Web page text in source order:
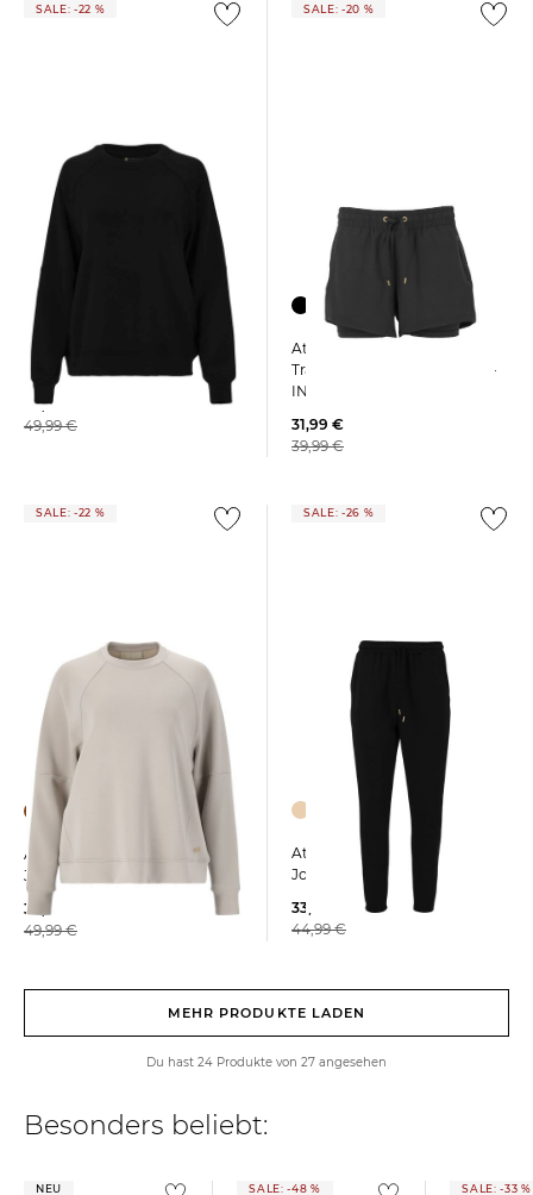
SALE: -22 %
Athlecia | Damen Sweatshirt
JACEY
39,09 €
49,99 €
SALE: -20 %
Athlecia | Damen
Trainingsshorts TIMMIE V2 2-
IN-1
31,99 €
39,99 €
SALE: -22 %
Athlecia | Damen Sweatshirt
JACEY
38,85 €
49,99 €
SALE: -26 %
Athlecia | Damen
Jogginghose JACEY
33,39 €
44,99 €
MEHR PRODUKTE LADEN
Du hast 24 Produkte von 27 angesehen
Besonders beliebt:
NEU SALE: -48 % SALE: -33 %